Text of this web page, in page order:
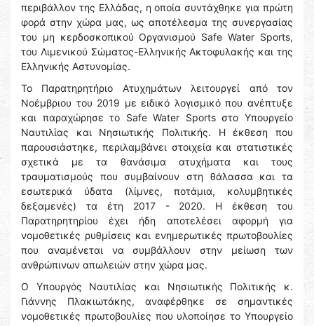
περιβάλλον της Ελλάδας, η οποία συντάχθηκε για πρώτη
φορά στην χώρα μας, ως αποτέλεσμα της συνεργασίας
του μη κερδοσκοπικού Οργανισμού Safe Water Sports,
του Λιμενικού Σώματος-Ελληνικής Ακτοφυλακής και της
Ελληνικής Αστυνομίας.
Το Παρατηρητήριο Ατυχημάτων λειτουργεί από τον
Νοέμβριου του 2019 με ειδικό λογισμικό που ανέπτυξε
και παραχώρησε το Safe Water Sports στο Υπουργείο
Ναυτιλίας και Νησιωτικής Πολιτικής. Η έκθεση που
παρουσιάστηκε, περιλαμβάνει στοιχεία και στατιστικές
σχετικά με τα θανάσιμα ατυχήματα και τους
τραυματισμούς που συμβαίνουν στη θάλασσα και τα
εσωτερικά ύδατα (λίμνες, ποτάμια, κολυμβητικές
δεξαμενές) τα έτη 2017 - 2020. Η έκθεση του
Παρατηρητηρίου έχει ήδη αποτελέσει αφορμή για
νομοθετικές ρυθμίσεις και ενημερωτικές πρωτοβουλίες
που αναμένεται να συμβάλλουν στην μείωση των
ανθρώπινων απωλειών στην χώρα μας.
Ο Υπουργός Ναυτιλίας και Νησιωτικής Πολιτικής κ.
Γιάννης Πλακιωτάκης, αναφέρθηκε σε σημαντικές
νομοθετικές πρωτοβουλίες που υλοποίησε το Υπουργείο